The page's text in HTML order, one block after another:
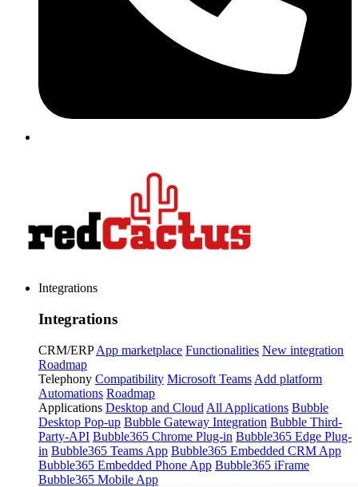
Integrations
Integrations
CRM/ERP App marketplace Functionalities New integration
Roadmap
Telephony Compatibility Microsoft Teams Add platform
Automations Roadmap
Applications Desktop and Cloud All Applications Bubble
Desktop Pop-up Bubble Gateway Integration Bubble Third-
Party-API Bubble365 Chrome Plug-in Bubble365 Edge Plug-
in Bubble365 Teams App Bubble365 Embedded CRM App
Bubble365 Embedded Phone App Bubble365 iFrame
Bubble365 Mobile App